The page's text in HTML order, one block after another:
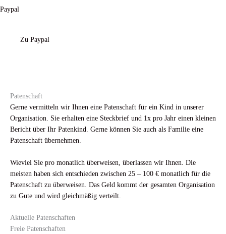
Paypal
Zu Paypal
Patenschaft
Gerne vermitteln wir Ihnen eine Patenschaft für ein Kind in unserer
Organisation. Sie erhalten eine Steckbrief und 1x pro Jahr einen kleinen
Bericht über Ihr Patenkind. Gerne können Sie auch als Familie eine
Patenschaft übernehmen.
Wieviel Sie pro monatlich überweisen, überlassen wir Ihnen. Die
meisten haben sich entschieden zwischen 25 – 100 € monatlich für die
Patenschaft zu überweisen. Das Geld kommt der gesamten Organisation
zu Gute und wird gleichmäßig verteilt.
Aktuelle Patenschaften
Freie Patenschaften